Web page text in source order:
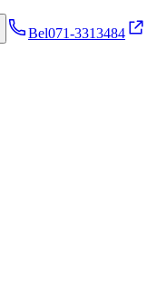
Bel071-3313484